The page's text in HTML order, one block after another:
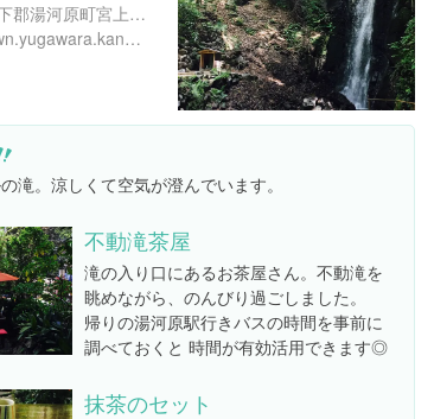
神奈川県足柄下郡湯河原町宮上７５０
http://www.town.yugawara.kanagawa.jp/kanko/leisure/leisure12.html
滝。涼しくて空気が澄んでいます。
不動滝茶屋
滝の入り口にあるお茶屋さん。不動滝を
眺めながら、のんびり過ごしました。
帰りの湯河原駅行きバスの時間を事前に
調べておくと 時間が有効活用できます◎
抹茶のセット